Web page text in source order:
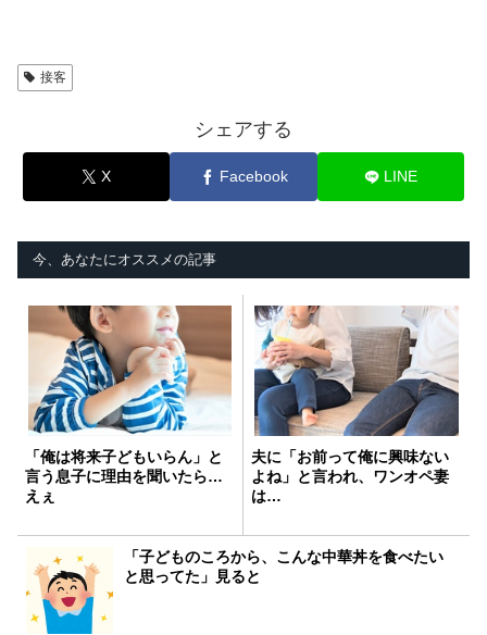
接客
シェアする
X Facebook LINE
今、あなたにオススメの記事
「俺は将来子どもいらん」と
言う息子に理由を聞いたら…
えぇ
夫に「お前って俺に興味ない
よね」と言われ、ワンオペ妻
は…
「子どものころから、こんな中華丼を食べたい
と思ってた」見ると